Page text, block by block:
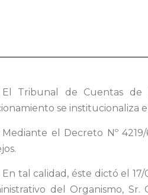
El Tribunal de Cuentas de
se institucionaliza
Mediante el Decreto Nº
En tal calidad, éste dictó el
del Organismo,